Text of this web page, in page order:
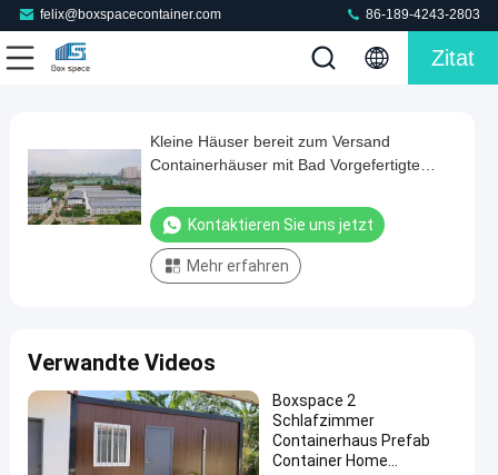
felix@boxspacecontainer.com 86-189-4243-2803
Zitat
Kleine
Häuser
bereit
Bad
Vorgefertigte
modulare
Struktur
Kleine Häuser bereit zum Versand
Containerhäuser mit Bad Vorgefertigte
Kontaktieren Sie uns jetzt
Mehr erfahren
Verwandte Videos
Boxspace 2
Schlafzimmer
Containerhaus Prefab
Container Home